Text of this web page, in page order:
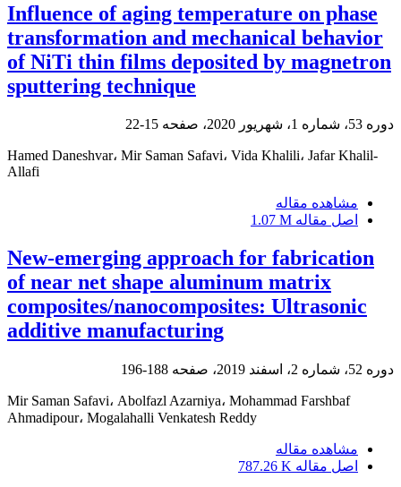
Influence of aging temperature on phase
transformation and mechanical behavior
of NiTi thin films deposited by magnetron
sputtering technique
دوره 53، شماره 1، شهریور 2020، صفحه 15-22
Hamed Daneshvar، Mir Saman Safavi، Vida Khalili، Jafar Khalil-
Allafi
مشاهده مقاله
اصل مقاله 1.07 M
New-emerging approach for fabrication
of near net shape aluminum matrix
composites/nanocomposites: Ultrasonic
additive manufacturing
دوره 52، شماره 2، اسفند 2019، صفحه 188-196
Mir Saman Safavi، Abolfazl Azarniya، Mohammad Farshbaf
Ahmadipour، Mogalahalli Venkatesh Reddy
مشاهده مقاله
اصل مقاله 787.26 K